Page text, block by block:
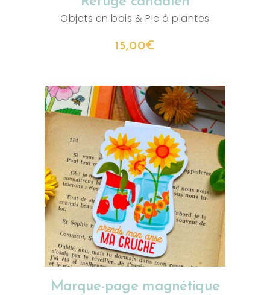
Objets en bois &Pic à plantes
15,00€
AJOUTER AU PANIER
Marque-page magnétique